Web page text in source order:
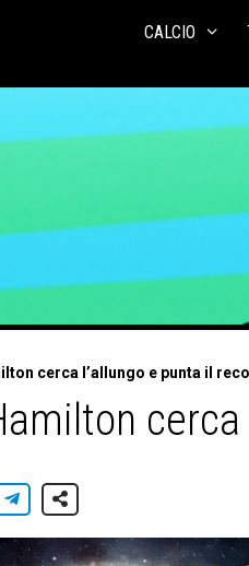
CALCIO
cerca l’allungo e punta il